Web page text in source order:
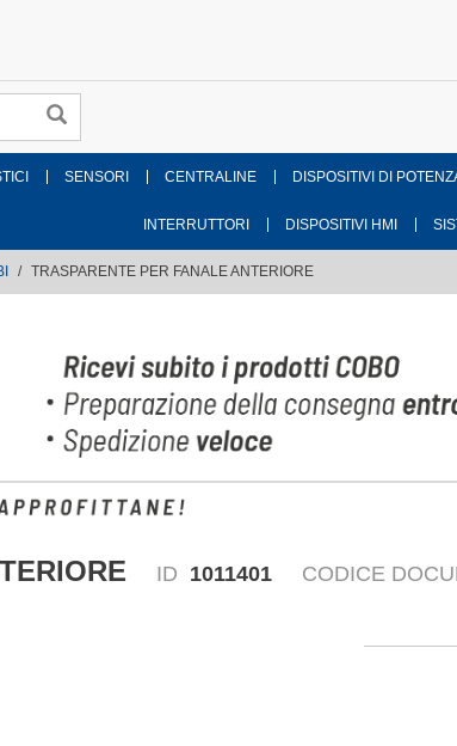
SENSORI CENTRALINE DISPOSITIVI DI
INTERRUTTORI DISPOSITIVI HMI
TRASPARENTE PER FANALE ANTERIORE
ID 1011401 CODICE